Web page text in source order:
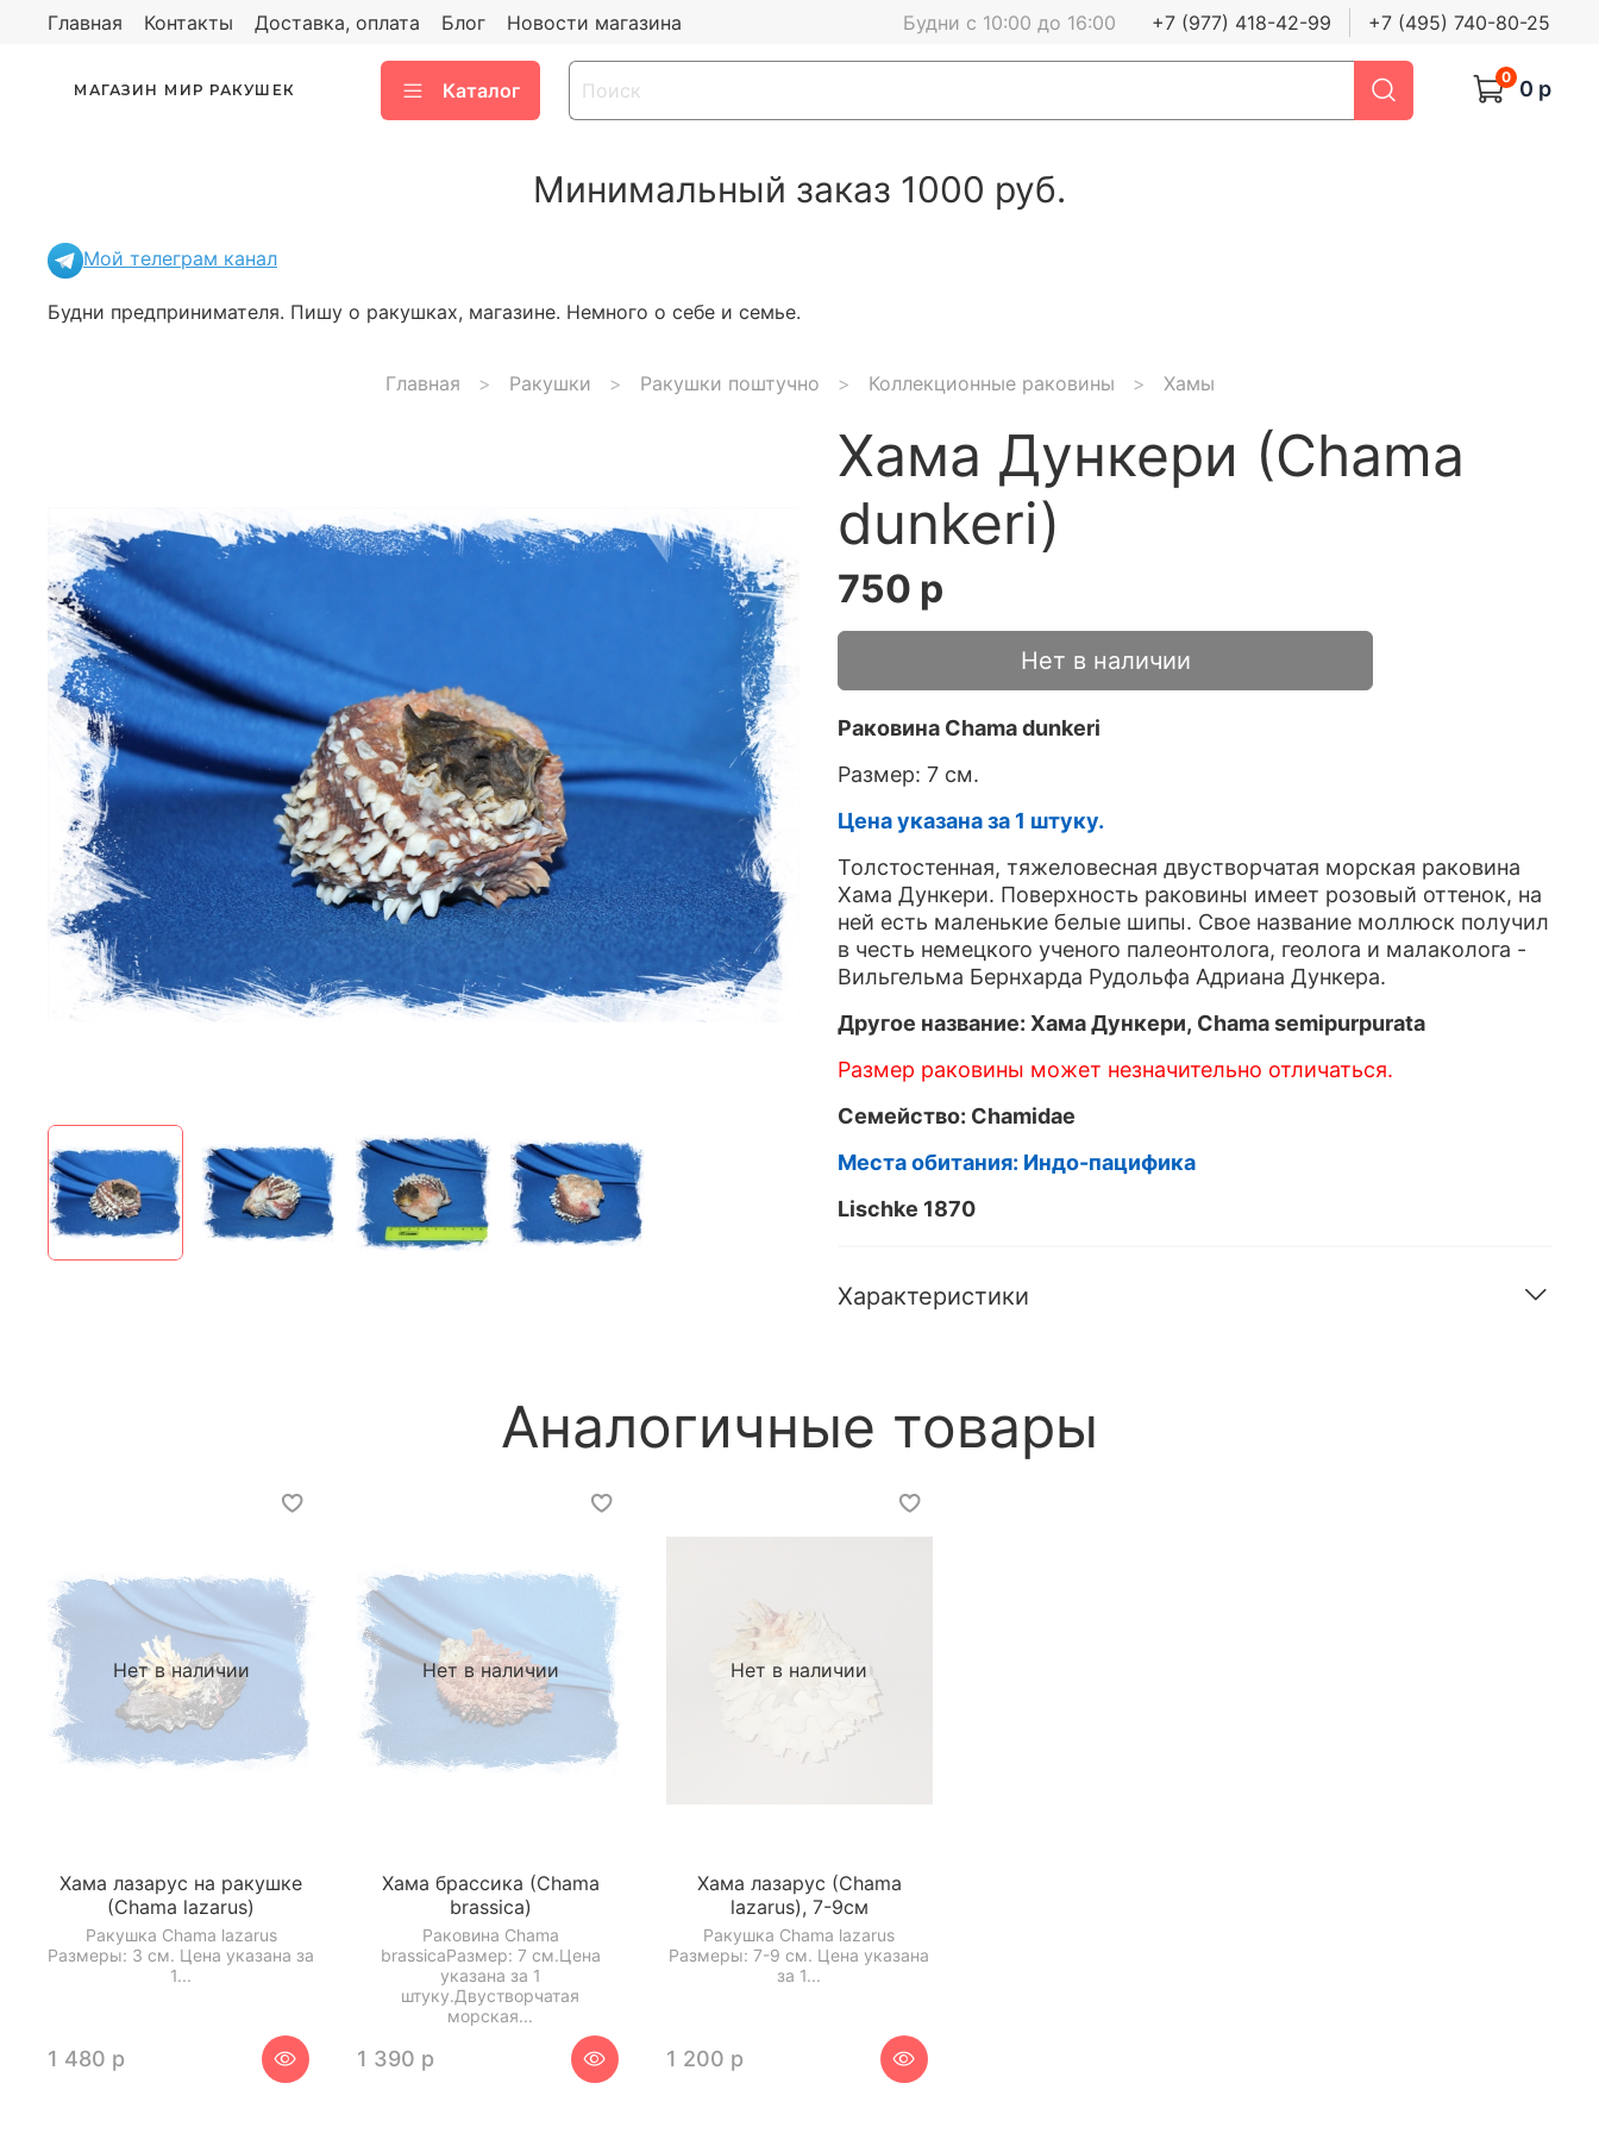
Главная Контакты Доставка, оплата Блог Новости магазина Будни с 10:00 до 16:00 +7 (977) 418-42-99 +7 (495) 740-80-25
МАГАЗИН МИР РАКУШЕК Каталог
0 0 р
Минимальный заказ 1000 руб.
Мой телеграм канал
Будни предпринимателя. Пишу о ракушках, магазине. Немного о себе и семье.
Главная Ракушки Ракушки поштучно Коллекционные раковины Хамы
Хама Дункери (Chama
dunkeri)
750 р
Нет в наличии
Раковина Chama dunkeri
Размер: 7 см.
Цена указана за 1 штуку.
Толстостенная, тяжеловесная двустворчатая морская раковина
Хама Дункери. Поверхность раковины имеет розовый оттенок, на
ней есть маленькие белые шипы. Свое название моллюск получил
в честь немецкого ученого палеонтолога, геолога и малаколога -
Вильгельма Бернхарда Рудольфа Адриана Дункера.
Другое название: Хама Дункери, Chama semipurpurata
Размер раковины может незначительно отличаться.
Семейство: Chamidae
Места обитания: Индо-пацифика
Lischke 1870
Характеристики
Аналогичные товары
Нет в наличии
Хама лазарус на ракушке
(Chama lazarus)
Ракушка Chama lazarus
Размеры: 3 см. Цена указана за
1...
1 480 р
Нет в наличии
Хама брассика (Chama
brassica)
Раковина Chama
brassicaРазмер: 7 см.Цена
указана за 1
штуку.Двустворчатая
морская...
1 390 р
Нет в наличии
Хама лазарус (Chama
lazarus), 7-9см
Ракушка Chama lazarus
Размеры: 7-9 см. Цена указана
за 1...
1 200 р